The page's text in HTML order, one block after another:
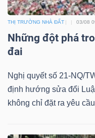
THỊ TRƯỜNG NHÀ ĐẤT 03/08
Những đột phá
đai
Nghị quyết số 21-NQ/
định hướng sửa đổi
không chỉ đặt ra yêu